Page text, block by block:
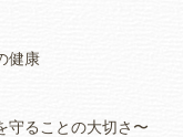
健康
守ることの大切さ〜